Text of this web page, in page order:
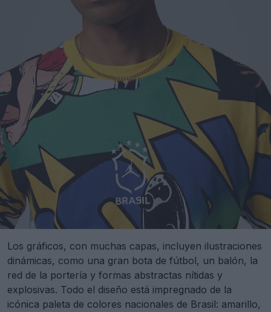
Los gráficos, con muchas capas, incluyen ilustraciones
dinámicas, como una gran bota de fútbol, un balón, la
red de la portería y formas abstractas nítidas y
explosivas. Todo el diseño está impregnado de la
icónica paleta de colores nacionales de Brasil: amarillo,